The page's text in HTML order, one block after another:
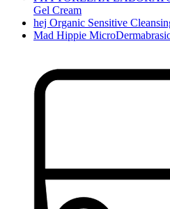
Gel Cream
hej Organic Sensitive
Mad Hippie